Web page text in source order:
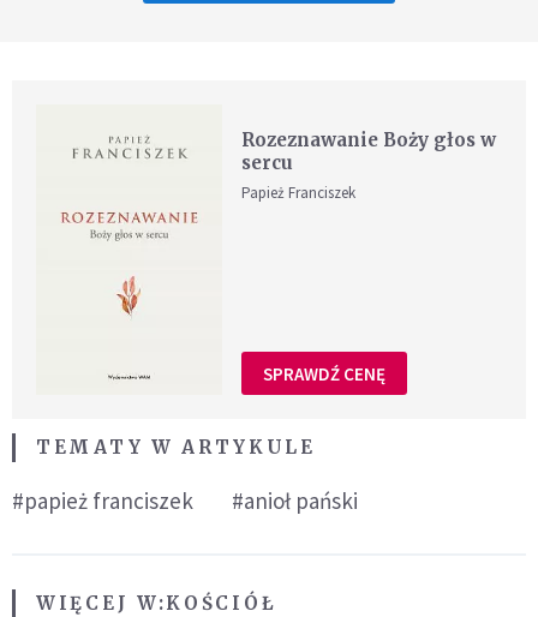
Rozeznawanie Boży głos w
sercu
Papież Franciszek
SPRAWDŹ CENĘ
TEMATY W ARTYKULE
#papież franciszek #anioł pański
WIĘCEJ W:KOŚCIÓŁ